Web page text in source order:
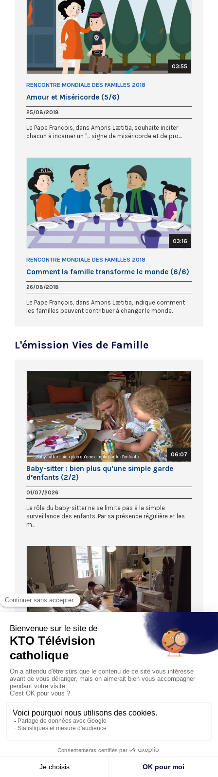
03:55
RENCONTRE MONDIALE DES FAMILLES 2018
Amour et Miséricorde (5/6)
25/08/2018
Le Pape François, dans Amoris Lætitia, souhaite inciter
chacun à incarner un "... signe de miséricorde et de pro...
03:16
RENCONTRE MONDIALE DES FAMILLES 2018
Comment la famille transforme le monde (6/6)
26/08/2018
Le Pape François, dans Amoris Lætitia, indique comment
les familles peuvent contribuer à changer le monde.
L'émission Vies de Famille
06:07
Baby-sitter : bien plus qu’une simple garde
d’enfants (2/2)
01/07/2026
Le rôle du baby-sitter ne se limite pas à la simple
surveillance des enfants. Par sa présence régulière et les
m...
06:11
Baby-sitter : une responsabilité qui fait grandir
(1/2)
24/06/2026
En s’occupant de jeunes enfants, le baby-sitter prend ses
premières responsabilités : en veillant ainsi sur les...